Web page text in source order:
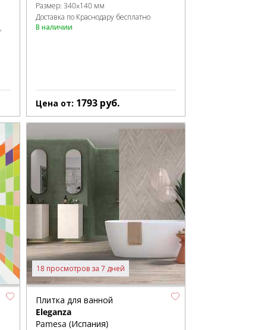
Размер: 340x140 мм
Доставка по Краснодару бесплатно
В наличии
Цена от: 1793 руб.
18 просмотров за 7 дней
Плитка для ванной
Eleganza
Pamesa (Испания)